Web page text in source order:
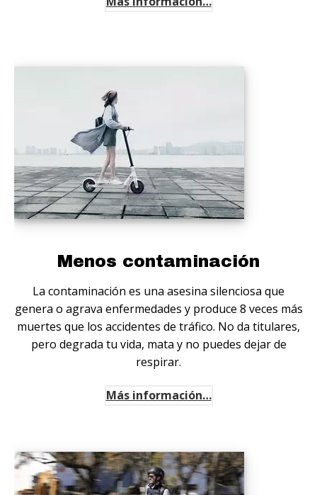
Menos contaminación
La contaminación es una asesina silenciosa que
genera o agrava enfermedades y produce 8 veces más
muertes que los accidentes de tráfico. No da titulares,
pero degrada tu vida, mata y no puedes dejar de
respirar.
Más información…